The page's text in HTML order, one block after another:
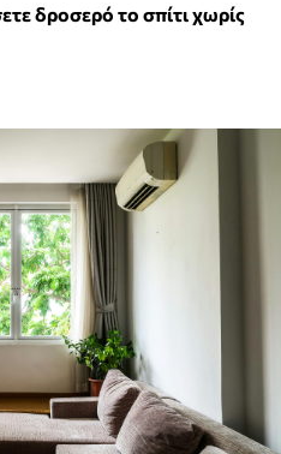
δροσερό το σπίτι χωρίς